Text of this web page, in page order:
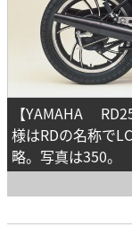
【YAMAHA
様はRDの名称で
略。写真は350。